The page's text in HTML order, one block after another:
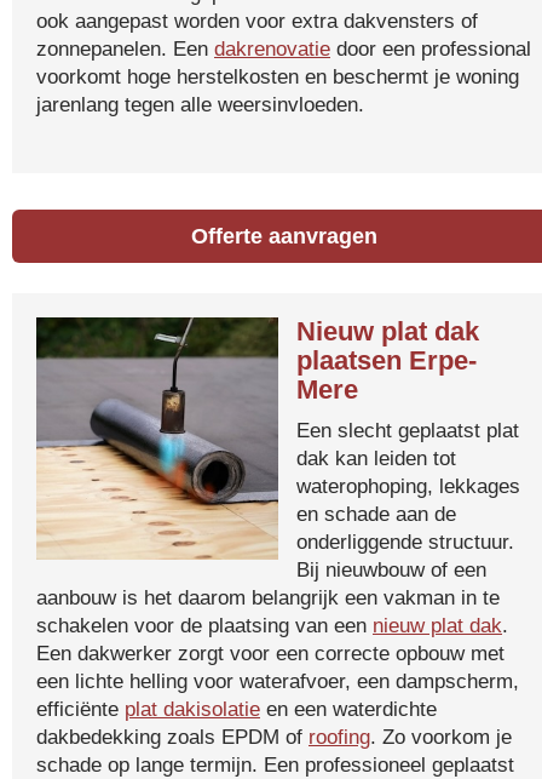
ook aangepast worden voor extra dakvensters of
zonnepanelen. Een dakrenovatie door een professional
voorkomt hoge herstelkosten en beschermt je woning
jarenlang tegen alle weersinvloeden.
Offerte aanvragen
Nieuw plat dak
plaatsen Erpe-
Mere
Een slecht geplaatst plat
dak kan leiden tot
waterophoping, lekkages
en schade aan de
onderliggende structuur.
Bij nieuwbouw of een
aanbouw is het daarom belangrijk een vakman in te
schakelen voor de plaatsing van een nieuw plat dak.
Een dakwerker zorgt voor een correcte opbouw met
een lichte helling voor waterafvoer, een dampscherm,
efficiënte plat dakisolatie en een waterdichte
dakbedekking zoals EPDM of roofing. Zo voorkom je
schade op lange termijn. Een professioneel geplaatst